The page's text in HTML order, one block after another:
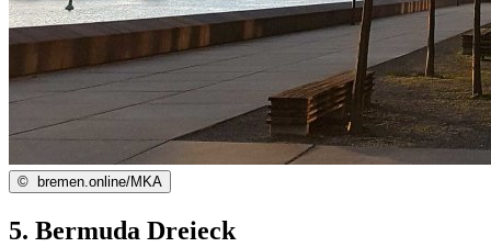
© bremen.online/MKA
5. Bermuda Dreieck